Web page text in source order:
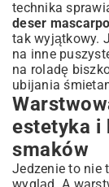
technika
deser
tak wyjątkowy.
na inne
na roladę
ubijania
estetyka i
smaków
Jedzenie to nie